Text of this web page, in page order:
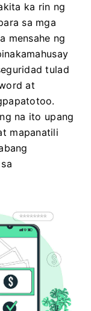
ka rin ng
sa mga
mensahe ng
tulad
at
na ito upang
mapanatili